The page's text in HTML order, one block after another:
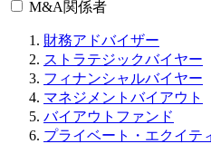
M&A関係者
財務アドバイザー
ストラテジックバイヤー
フィナンシャルバイヤー
マネジメントバイアウト
バイアウトファンド
プライベート・エクイテ